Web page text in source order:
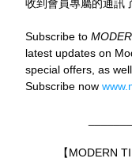
收到會員專屬的通訊
Subscribe to
latest updates on
special offers, as
Subscribe now
【MODERN